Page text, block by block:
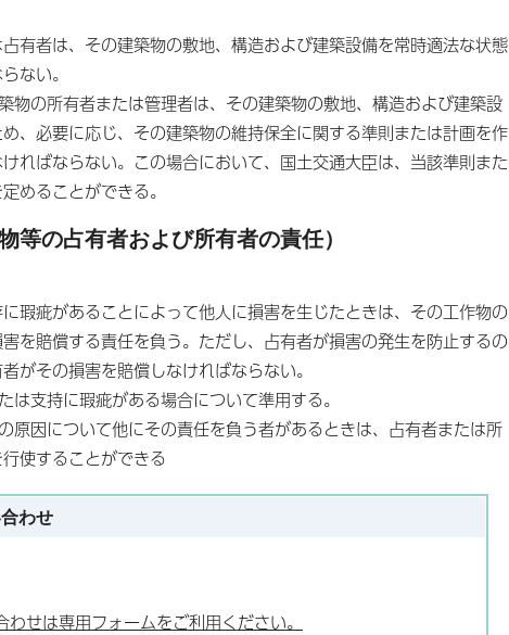
有者は、その建築物の敷地、構造および建築設備を常時適法な状態
ない。
の所有者または管理者は、その建築物の敷地、構造および建築設
、必要に応じ、その建築物の維持保全に関する準則または計画を作
ればならない。この場合において、国土交通大臣は、当該準則また
めることができる。
の占有者および所有者の責任）
瑕疵があることによって他人に損害を生じたときは、その工作物の
を賠償する責任を負う。ただし、占有者が損害の発生を防止するの
がその損害を賠償しなければならない。
支持に瑕疵がある場合について準用する。
因について他にその責任を負う者があるときは、占有者または所
使することができる
わせ
せは専用フォームをご利用ください。